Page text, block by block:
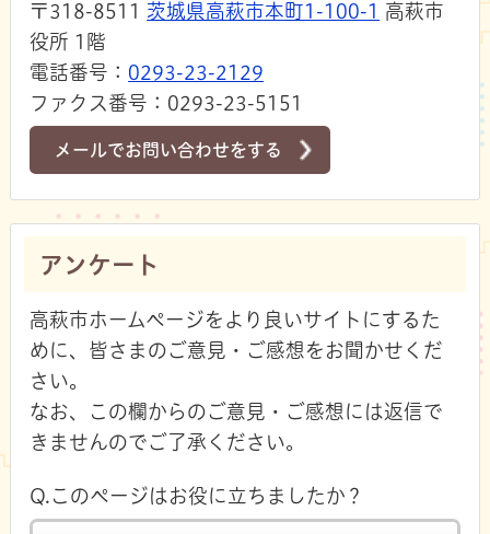
〒318-8511 茨城県高萩市本町1-100-1 高萩市
役所 1階
電話番号： 0293-23-2129
ファクス番号：0293-23-5151
メールでお問い合わせをする
アンケート
高萩市ホームページをより良いサイトにするた
めに、皆さまのご意見・ご感想をお聞かせくだ
さい。
なお、この欄からのご意見・ご感想には返信で
きませんのでご了承ください。
Q.このページはお役に立ちましたか？